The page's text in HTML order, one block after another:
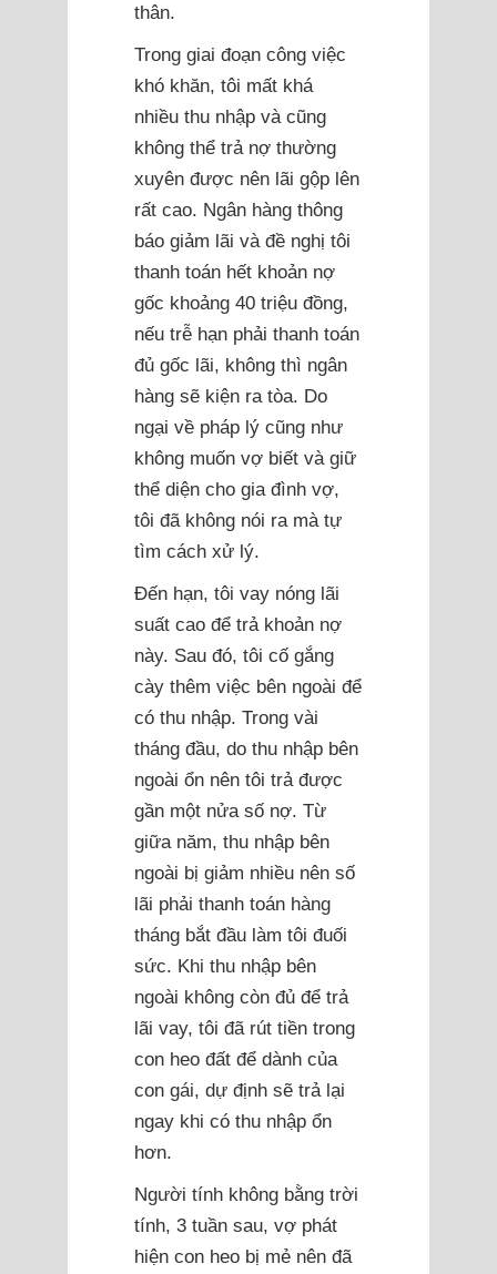
thân.
Trong giai đoạn công việc
khó khăn, tôi mất khá
nhiều thu nhập và cũng
không thể trả nợ thường
xuyên được nên lãi gộp lên
rất cao. Ngân hàng thông
báo giảm lãi và đề nghị tôi
thanh toán hết khoản nợ
gốc khoảng 40 triệu đồng,
nếu trễ hạn phải thanh toán
đủ gốc lãi, không thì ngân
hàng sẽ kiện ra tòa. Do
ngại về pháp lý cũng như
không muốn vợ biết và giữ
thể diện cho gia đình vợ,
tôi đã không nói ra mà tự
tìm cách xử lý.
Đến hạn, tôi vay nóng lãi
suất cao để trả khoản nợ
này. Sau đó, tôi cố gắng
cày thêm việc bên ngoài để
có thu nhập. Trong vài
tháng đầu, do thu nhập bên
ngoài ổn nên tôi trả được
gần một nửa số nợ. Từ
giữa năm, thu nhập bên
ngoài bị giảm nhiều nên số
lãi phải thanh toán hàng
tháng bắt đầu làm tôi đuối
sức. Khi thu nhập bên
ngoài không còn đủ để trả
lãi vay, tôi đã rút tiền trong
con heo đất để dành của
con gái, dự định sẽ trả lại
ngay khi có thu nhập ổn
hơn.
Người tính không bằng trời
tính, 3 tuần sau, vợ phát
hiện con heo bị mẻ nên đã